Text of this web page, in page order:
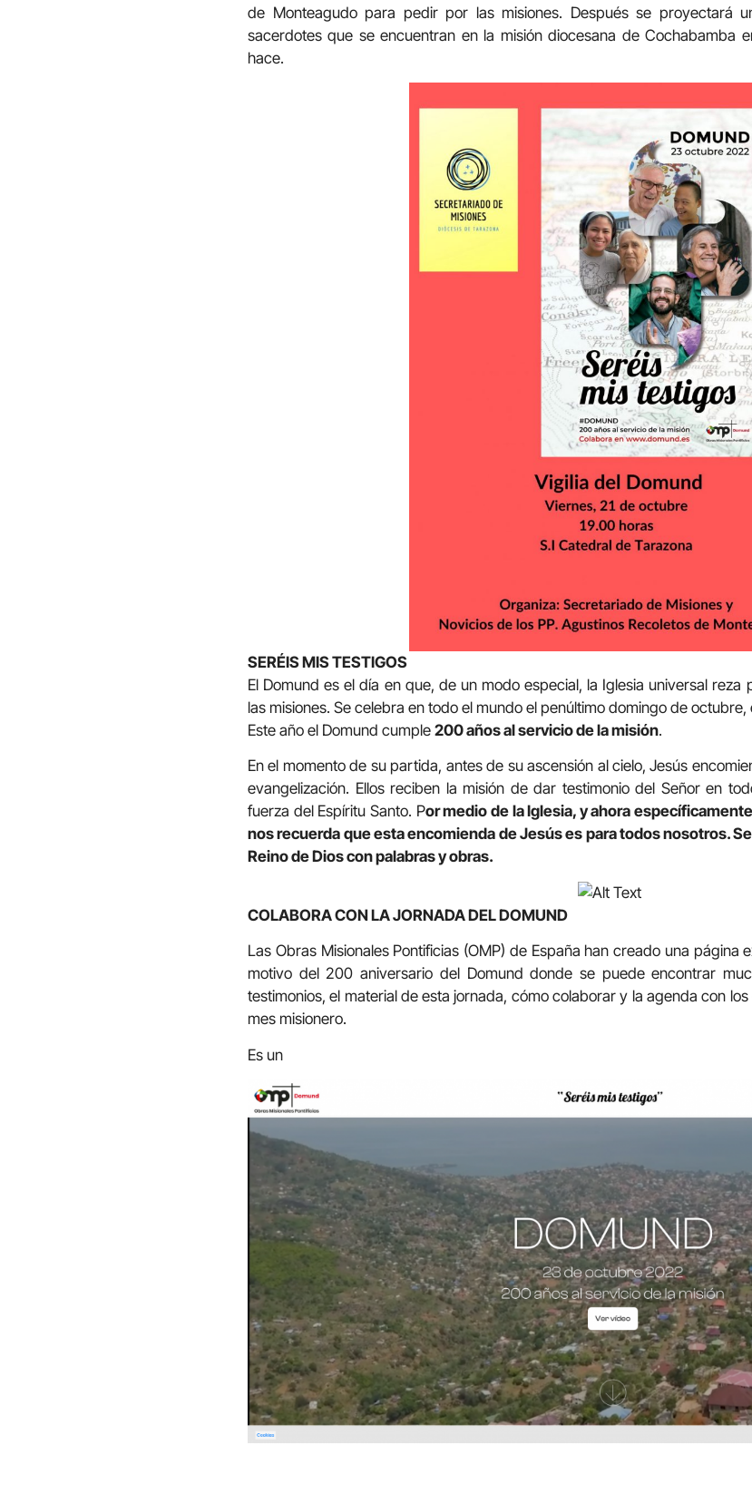
de Monteagudo para pedir por las misiones. Después se proyectará
sacerdotes que se encuentran en la misión diocesana de Cochabamba
hace.
SERÉIS MIS TESTIGOS
El Domund es el día en que, de un modo especial, la Iglesia universal
las misiones. Se celebra en todo el mundo el penúltimo domingo de octubre,
Este año el Domund cumple 200 años al servicio de la misión.
En el momento de su partida, antes de su ascensión al cielo, Jesús
evangelización. Ellos reciben la misión de dar testimonio del Señor en
fuerza del Espíritu Santo. Por medio de la Iglesia, y ahora
nos recuerda que esta encomienda de Jesús es para todos nosotros.
Reino de Dios con palabras y obras.
COLABORA CON LA JORNADA DEL DOMUND
Las Obras Misionales Pontificias (OMP) de España han creado una página
motivo del 200 aniversario del Domund donde se puede encontrar
testimonios, el material de esta jornada, cómo colaborar y la agenda con
mes misionero.
Es un